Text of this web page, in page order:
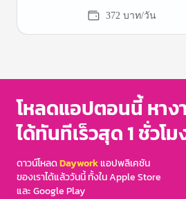
372 บาท/วัน
of
โหลดแอปตอนนี้ หาง
ได้ทันทีเร็วสุด 1 ชั่วโม
ดาวน์โหลดDayworkแอปพลิเคชัน
ของเราได้แล้ววันนี้ ทั้งใน Apple Store
และ Google Play